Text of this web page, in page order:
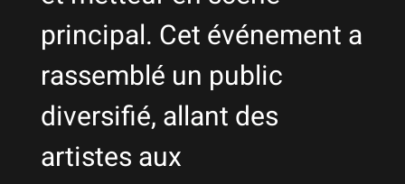
principal. Cet événement a
rassemblé un public
diversifié, allant des
artistes aux